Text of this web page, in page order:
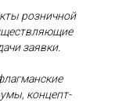
розничной
заявки.
концепт-